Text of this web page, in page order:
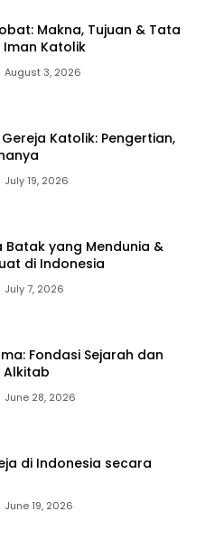
Makna, Tujuan & Tata
Katolik
August 3, 2026
Katolik: Pengertian,
July 19, 2026
Batak yang Mendunia &
di Indonesia
July 7, 2026
Fondasi Sejarah dan
June 28, 2026
di Indonesia secara
June 19, 2026